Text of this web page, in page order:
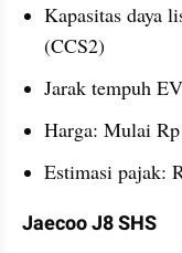
Kapasitas daya
(CCS2)
Jarak tempuh
Harga: Mulai
Estimasi pajak:
Jaecoo J8 SHS